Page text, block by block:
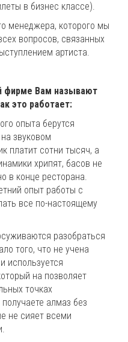
в бизнес классе).
менеджера, которого мы
вопросов, связанных
артиста.
фирме Вам называют
это работает:
опыта берутся
звуковом
платит сотни тысяч, а
хрипят, басов не
в конце ресторана.
опыт работы с
все по-настоящему
разобраться
того, что не учена
используется
на позволяет
точках
алмаз без
не сияет всеми